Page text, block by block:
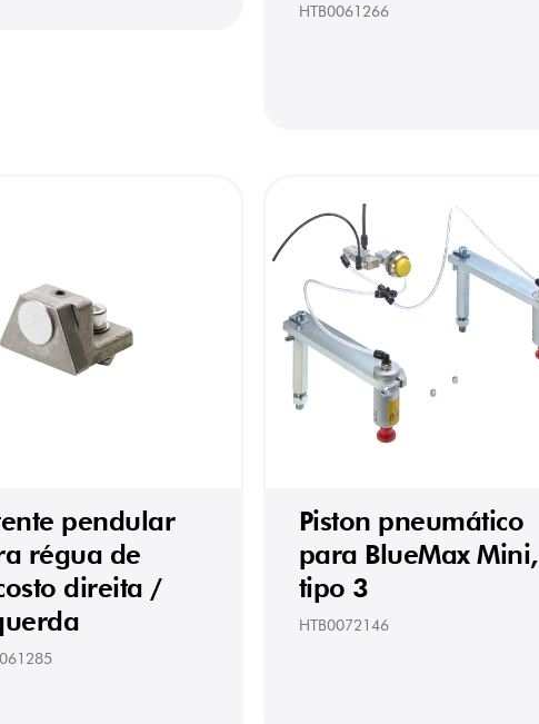
HTB0061266
pendular
régua de
direita /
Piston pneumático
para BlueMax Mini,
tipo 3
HTB0072146